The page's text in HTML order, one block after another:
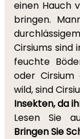
einen Hauch
bringen.
Cirsiums sind
feuchte
oder Cirsium
wild, sind
Insekten, da
Lesen Sie
Bringen Sie